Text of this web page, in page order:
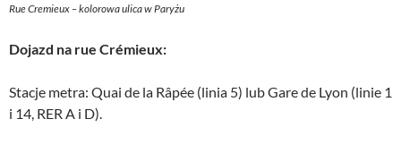
Rue Cremieux – kolorowa ulica w Paryżu
Dojazd na rue Crémieux:
Stacje metra: Quai de la Râpée (linia 5) lub Gare de Lyon (linie 1
i 14, RER A i D).